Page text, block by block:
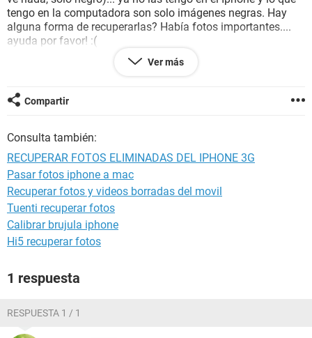
tengo en la computadora son solo imágenes negras. Hay
alguna forma de recuperarlas? Había fotos importantes....
ayuda por favor! :(
De antemano, muchas gracias!Ver más
Compartir
Consulta también:
RECUPERAR FOTOS ELIMINADAS DEL IPHONE 3G
Pasar fotos iphone a mac
Recuperar fotos y videos borradas del movil
Tuenti recuperar fotos
Calibrar brujula iphone
Hi5 recuperar fotos
1 respuesta
RESPUESTA 1 / 1